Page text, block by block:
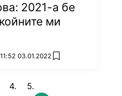
2021-а бе
ми
11:52 03.01.2022 add favorites